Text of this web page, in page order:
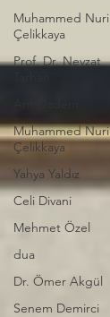
Muhammed Nuri
Çelikkaya
Prof. Dr. Nevzat
Muhammed Nuri
Çelikkaya
Yahya Yaldız
Celi Divani
Mehmet Özel
dua
Dr. Ömer Akgül
Senem Demirci